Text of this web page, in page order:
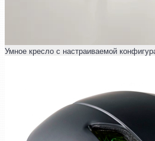
Умное кресло с настраиваемой